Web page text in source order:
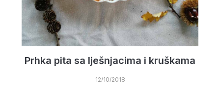
Prhka pita sa lješnjacima i kruškama
12/10/2018